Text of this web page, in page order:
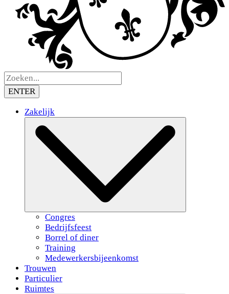
ENTER
Zakelijk
Congres
Bedrijfsfeest
Borrel of diner
Training
Medewerkersbijeenkomst
Trouwen
Particulier
Ruimtes